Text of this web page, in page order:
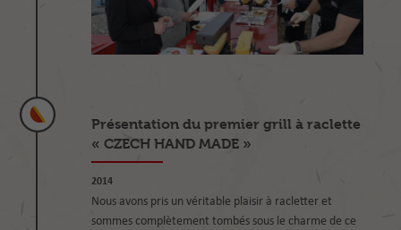
Présentation du premier grill à raclette
« CZECH HAND MADE »
2014
Nous avons pris un véritable plaisir à racletter et
sommes complètement tombés sous le charme de ce